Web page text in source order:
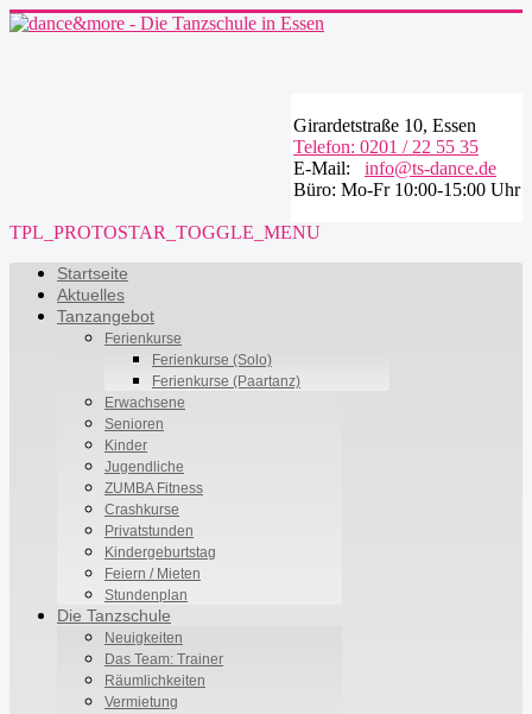
Girardetstraße 10, Essen
Telefon: 0201 / 22 55 35
E-Mail: info@ts-dance.de
Büro: Mo-Fr 10:00-15:00 Uhr
TPL_PROTOSTAR_TOGGLE_MENU
Startseite
Aktuelles
Tanzangebot
Ferienkurse
Ferienkurse (Solo)
Ferienkurse (Paartanz)
Erwachsene
Senioren
Kinder
Jugendliche
ZUMBA Fitness
Crashkurse
Privatstunden
Kindergeburtstag
Feiern / Mieten
Stundenplan
Die Tanzschule
Neuigkeiten
Das Team: Trainer
Räumlichkeiten
Vermietung